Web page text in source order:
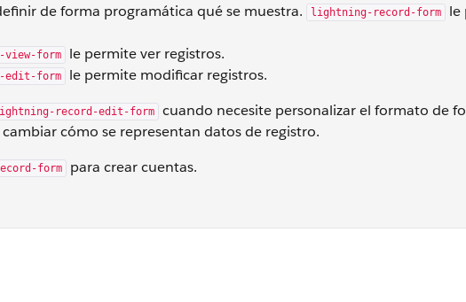
de forma programática qué se muestra.
lightning-record-form
le
form
le permite ver registros.
edit-form
le permite modificar registros.
record-edit-form
cuando necesite personalizar el formato de
cómo se representan datos de registro.
form
para crear cuentas.
form object-api-name={objectApiName} fields={fields}